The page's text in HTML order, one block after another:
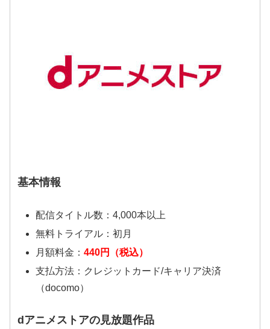
基本情報
配信タイトル数：4,000本以上
無料トライアル：初月
月額料金： 440円（税込）
支払方法：クレジットカード/キャリア決済
（docomo）
dアニメストアの見放題作品